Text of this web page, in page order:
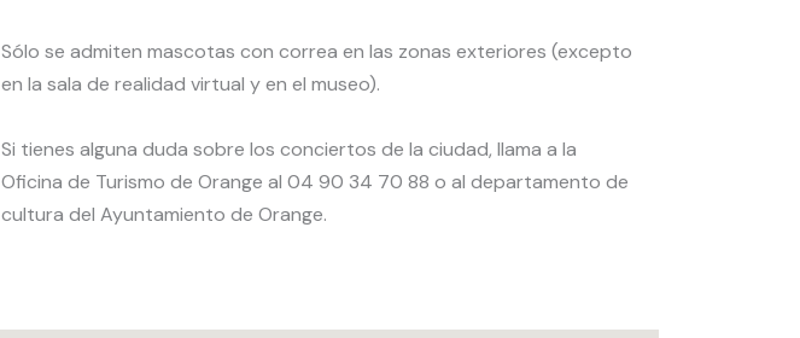
Sólo se admiten mascotas con correa en las zonas exteriores (excepto
en la sala de realidad virtual y en el museo).
Si tienes alguna duda sobre los conciertos de la ciudad, llama a la
Oficina de Turismo de Orange al 04 90 34 70 88 o al departamento de
cultura del Ayuntamiento de Orange.